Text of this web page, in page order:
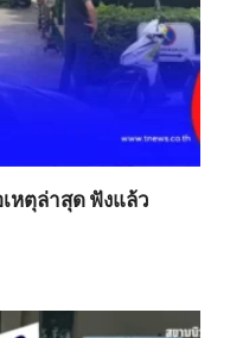
หตุล่าสุด ฟังแล้ว